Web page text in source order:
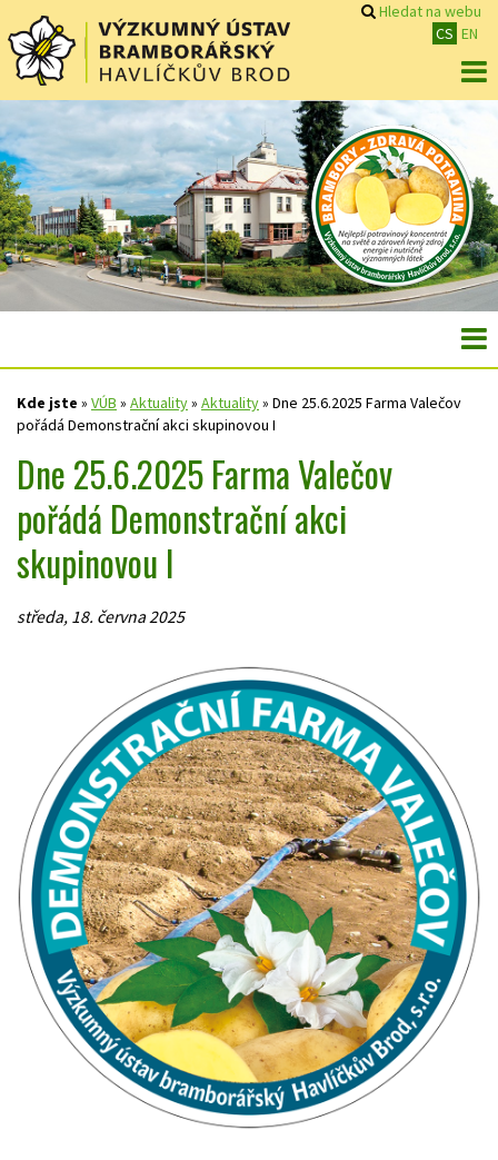
Hledat na webu
CS EN
Kde jste » VÚB » Aktuality» Aktuality» Dne 25.6.2025 Farma Valečov
pořádá Demonstrační akci skupinovou I
Dne 25.6.2025 Farma Valečov
pořádá Demonstrační akci
skupinovou I
středa, 18. června 2025